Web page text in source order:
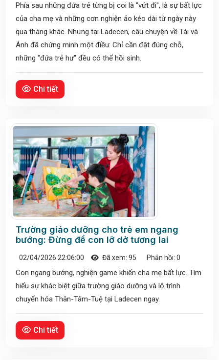
Phía sau những đứa trẻ từng bị coi là "vứt đi", là sự bất lực
của cha mẹ và những cơn nghiện ảo kéo dài từ ngày này
qua tháng khác. Nhưng tại Ladecen, câu chuyện về Tài và
Ánh đã chứng minh một điều: Chỉ cần đặt đúng chỗ,
những "đứa trẻ hư" đều có thể hồi sinh.
Chi tiết
Trường giáo dưỡng cho trẻ em ngang
bướng: Đừng để con lỡ dở tương lai
02/04/2026 22:06:00 Đã xem: 95 Phản hồi: 0
Con ngang bướng, nghiện game khiến cha mẹ bất lực. Tìm
hiểu sự khác biệt giữa trường giáo dưỡng và lộ trình
chuyển hóa Thân-Tâm-Tuệ tại Ladecen ngay.
Chi tiết